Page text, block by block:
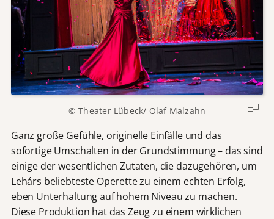
© Theater Lübeck/ Olaf Malzahn
Ganz große Gefühle, originelle Einfälle und das
sofortige Umschalten in der Grundstimmung – das sind
einige der wesentlichen Zutaten, die dazugehören, um
Lehárs beliebteste Operette zu einem echten Erfolg,
eben Unterhaltung auf hohem Niveau zu machen.
Diese Produktion hat das Zeug zu einem wirklichen